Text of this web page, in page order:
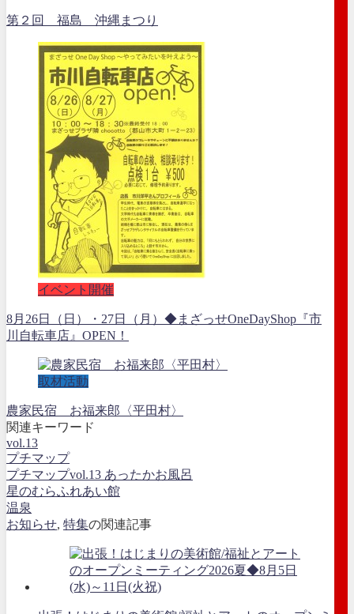
第２回 福島 沖縄まつり
イベント開催
8月26日（日）・27日（月）◆まざっせOneDayShop『市
川自転車店』OPEN！
取材活動
農家民宿 お福来郎〈平田村〉
関連キーワード
vol.13
プチマップ
プチマップvol.13 あったかお風呂
星のむらふれあい館
温泉
お知らせ, 特集の関連記事